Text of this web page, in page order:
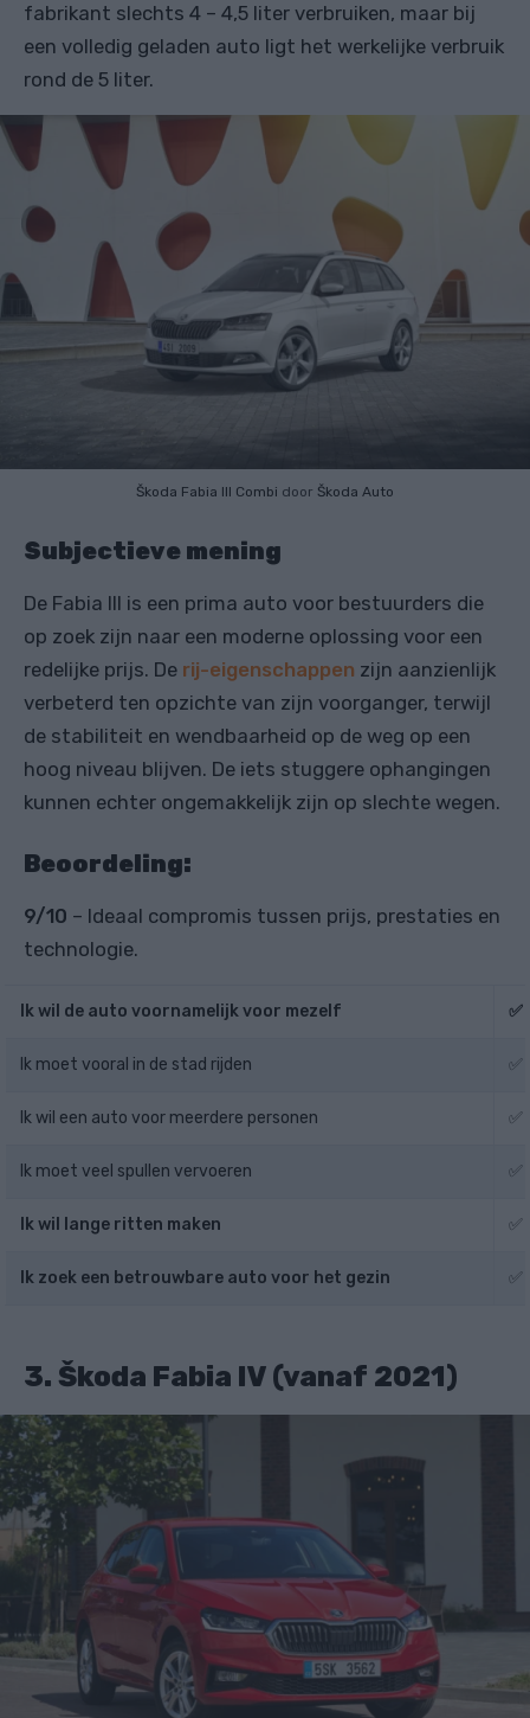
fabrikant slechts 4 – 4,5 liter verbruiken, maar bij
een volledig geladen auto ligt het werkelijke verbruik
rond de 5 liter.
Škoda Fabia III Combi door Škoda Auto
Subjectieve mening
De Fabia III is een prima auto voor bestuurders die
op zoek zijn naar een moderne oplossing voor een
redelijke prijs. De rij-eigenschappen zijn aanzienlijk
verbeterd ten opzichte van zijn voorganger, terwijl
de stabiliteit en wendbaarheid op de weg op een
hoog niveau blijven. De iets stuggere ophangingen
kunnen echter ongemakkelijk zijn op slechte wegen.
Beoordeling:
9/10 – Ideaal compromis tussen prijs, prestaties en
technologie.
Ik wil de auto voornamelijk voor mezelf ✅
Ik moet vooral in de stad rijden ✅
Ik wil een auto voor meerdere personen ✅
Ik moet veel spullen vervoeren ✅
Ik wil lange ritten maken ✅
Ik zoek een betrouwbare auto voor het gezin ✅
3. Škoda Fabia IV (vanaf 2021)